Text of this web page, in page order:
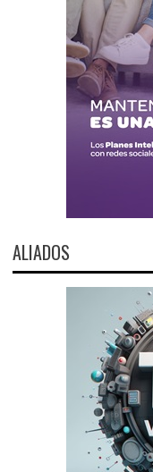
ALIADOS